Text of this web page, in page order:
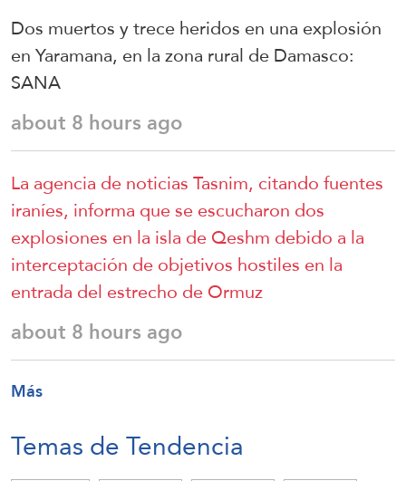
Dos muertos y trece heridos en una explosión
en Yaramana, en la zona rural de Damasco:
SANA
about 8 hours ago
La agencia de noticias Tasnim, citando fuentes
iraníes, informa que se escucharon dos
explosiones en la isla de Qeshm debido a la
interceptación de objetivos hostiles en la
entrada del estrecho de Ormuz
about 8 hours ago
Más
Temas de Tendencia